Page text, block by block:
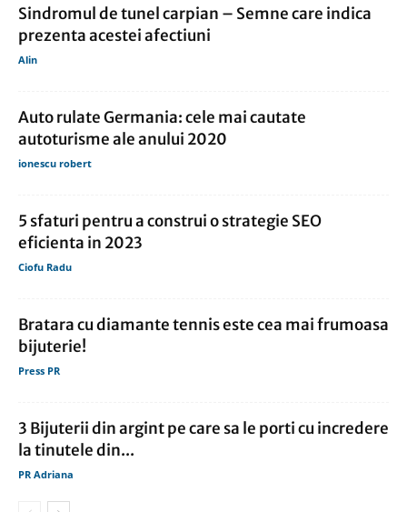
Sindromul de tunel carpian – Semne care indica
prezenta acestei afectiuni
Alin
Auto rulate Germania: cele mai cautate
autoturisme ale anului 2020
ionescu robert
5 sfaturi pentru a construi o strategie SEO
eficienta in 2023
Ciofu Radu
Bratara cu diamante tennis este cea mai frumoasa
bijuterie!
Press PR
3 Bijuterii din argint pe care sa le porti cu incredere
la tinutele din...
PR Adriana